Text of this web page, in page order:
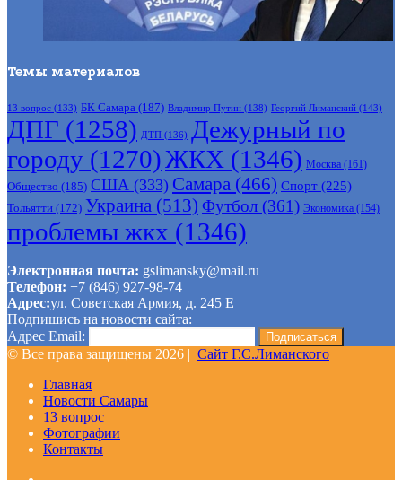
Темы материалов
13 вопрос (133) БК Самара (187) Владимир Путин (138) Георгий Лиманский (143)
ДПГ (1258) ДТП (136) Дежурный по
городу (1270)ЖКХ (1346) Москва (161)
Общество (185) США (333) Самара (466) Спорт (225)
Тольятти (172) Украина (513) Футбол (361) Экономика (154)
проблемы жкх (1346)
Электронная почта: gslimansky@mail.ru
Телефон: +7 (846) 927-98-74
Адрес:ул. Советская Армия, д. 245 Е
Подпишись на новости сайта:
Адрес Email:
© Все права защищены 2026 | Сайт Г.С.Лиманского
Главная
Новости Самары
13 вопрос
Фотографии
Контакты